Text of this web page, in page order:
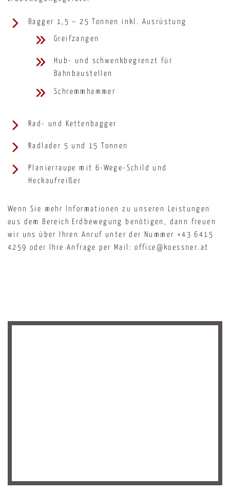
Bagger 1,5 – 25 Tonnen inkl. Ausrüstung
Greifzangen
Hub- und schwenkbegrenzt für
Bahnbaustellen
Schremmhammer
Rad- und Kettenbagger
Radlader 5 und 15 Tonnen
Planierraupe mit 6-Wege-Schild und
Heckaufreißer
Wenn Sie mehr Informationen zu unseren Leistungen
aus dem Bereich Erdbewegung benötigen, dann freuen
wir uns über Ihren Anruf unter der Nummer +43 6415
4259 oder Ihre Anfrage per Mail: office@koessner.at